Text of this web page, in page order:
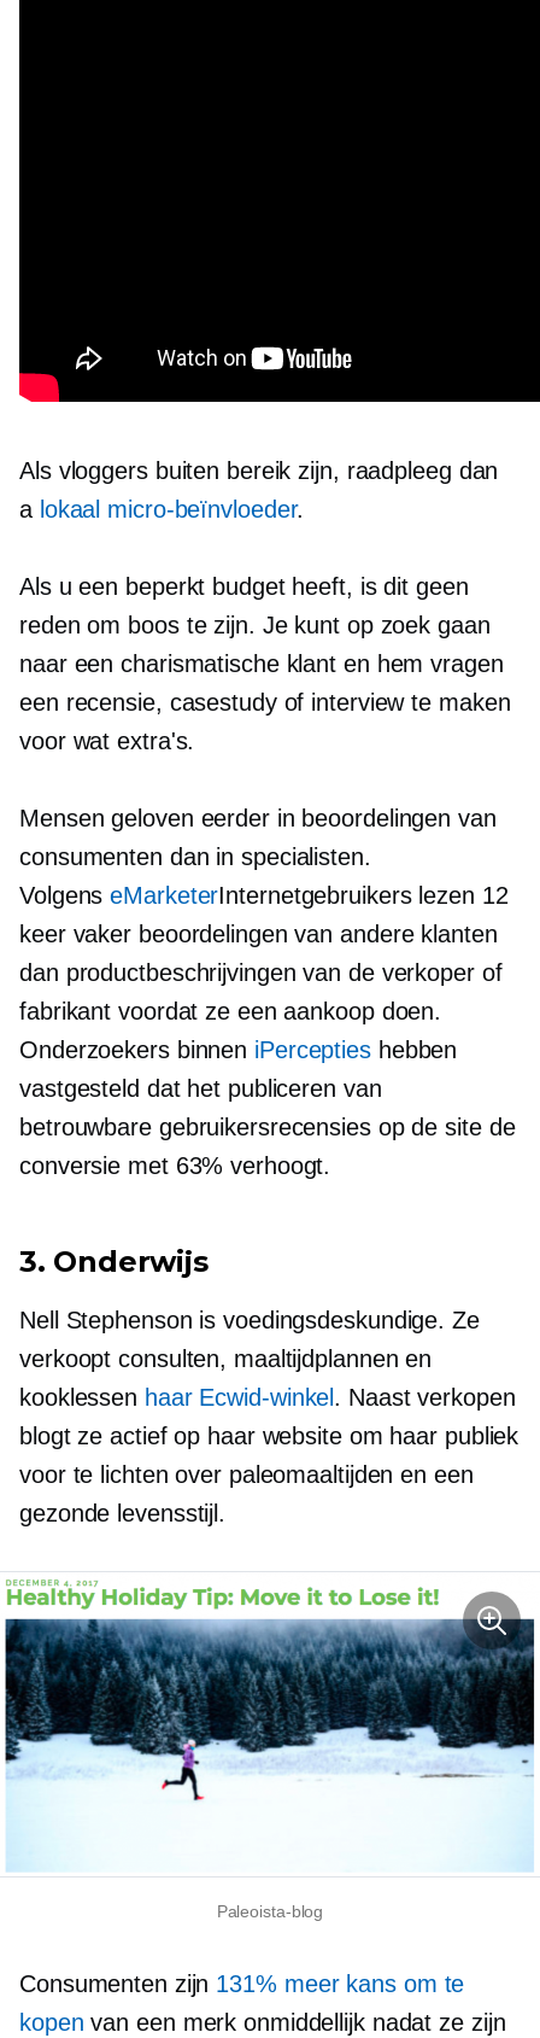
Als vloggers buiten bereik zijn, raadpleeg dan
a lokaal micro-beïnvloeder.
Als u een beperkt budget heeft, is dit geen
reden om boos te zijn. Je kunt op zoek gaan
naar een charismatische klant en hem vragen
een recensie, casestudy of interview te maken
voor wat extra's.
Mensen geloven eerder in beoordelingen van
consumenten dan in specialisten.
VolgenseMarketerInternetgebruikers lezen 12
keer vaker beoordelingen van andere klanten
dan productbeschrijvingen van de verkoper of
fabrikant voordat ze een aankoop doen.
Onderzoekers binnen iPerceptieshebben
vastgesteld dat het publiceren van
betrouwbare gebruikersrecensies op de site de
conversie met 63% verhoogt.
3. Onderwijs
Nell Stephenson is voedingsdeskundige. Ze
verkoopt consulten, maaltijdplannen en
kooklessen haar Ecwid-winkel. Naast verkopen
blogt ze actief op haar website om haar publiek
voor te lichten over paleomaaltijden en een
gezonde levensstijl.
Paleoista-blog
Consumenten zijn 131% meer kans om te
kopen van een merk onmiddellijk nadat ze zijn